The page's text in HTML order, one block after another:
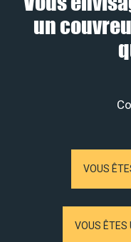
un
VOUS
VOUS ÊTES